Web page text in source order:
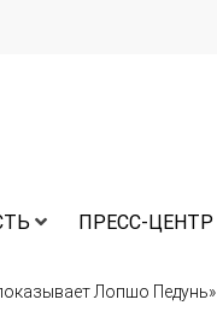
ПРЕСС-ЦЕНТР
Лопшо Педунь»